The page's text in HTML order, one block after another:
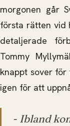
morgonen går
första rätten vid
detaljerade
Tommy
knappt sover
igen för att
- Ibland